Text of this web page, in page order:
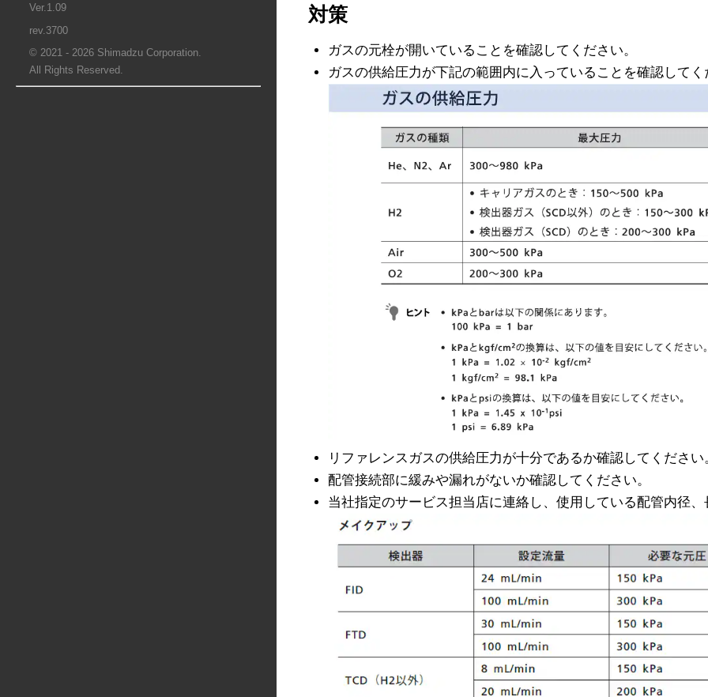
Ver.1.09
rev.3700
© 2021 - 2026 Shimadzu Corporation.
All Rights Reserved.
対策
ガスの元栓が開いていることを確認してください。
ガスの供給圧力が下記の範囲内に入っていることを確認してく
リファレンスガスの供給圧力が十分であるか確認してください
配管接続部に緩みや漏れがないか確認してください。
当社指定のサービス担当店に連絡し、使用している配管内径